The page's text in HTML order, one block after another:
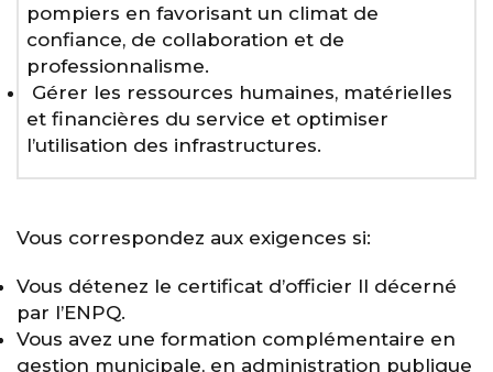
pompiers en favorisant un climat de
confiance, de collaboration et de
professionnalisme.
Gérer les ressources humaines, matérielles
et financières du service et optimiser
l’utilisation des infrastructures.
Vous correspondez aux exigences si:
Vous détenez le certificat d’officier II décerné
par l’ENPQ.
Vous avez une formation complémentaire en
gestion municipale, en administration publique